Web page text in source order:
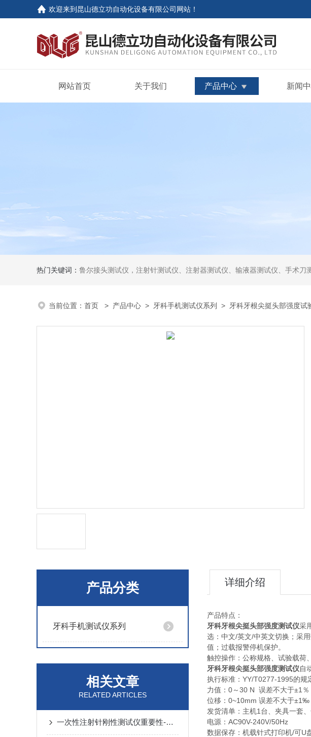
欢迎来到 昆山德立功自动化设备有限公司网站 ！
网站首页 关于我们 产品中心 新闻
热门关键词： 鲁尔接头测试仪，注射针测试仪、注射器测试仪、输液器测试仪、手术刀测试仪、缝合针线测试仪、导尿管测试仪、医用
当前位置： 首页 > 产品中心 > 牙科手机测试仪系列 > 牙科牙根尖挺头部强度试
产品分类
牙科手机测试仪系列
相关文章
RELATED ARTICLES
一次性注射针刚性测试仪重要性-德立功百科
详细介绍
产品特点：
牙科牙根尖挺头部强度测试仪采
选：中文/英文/中英文切换；采
值；过载报警停机保护。
触控操作：公称规格、试验载荷
牙科牙根尖挺头部强度测试仪自
执行标准：YY/T0277-1995的规
力值：0～30 N 误差不大于±1
位移：0~10mm 误差不大于
发货清单：主机1台、夹具一套
电源：AC90V-240V/50Hz
数据保存：机载针式打印机/可U